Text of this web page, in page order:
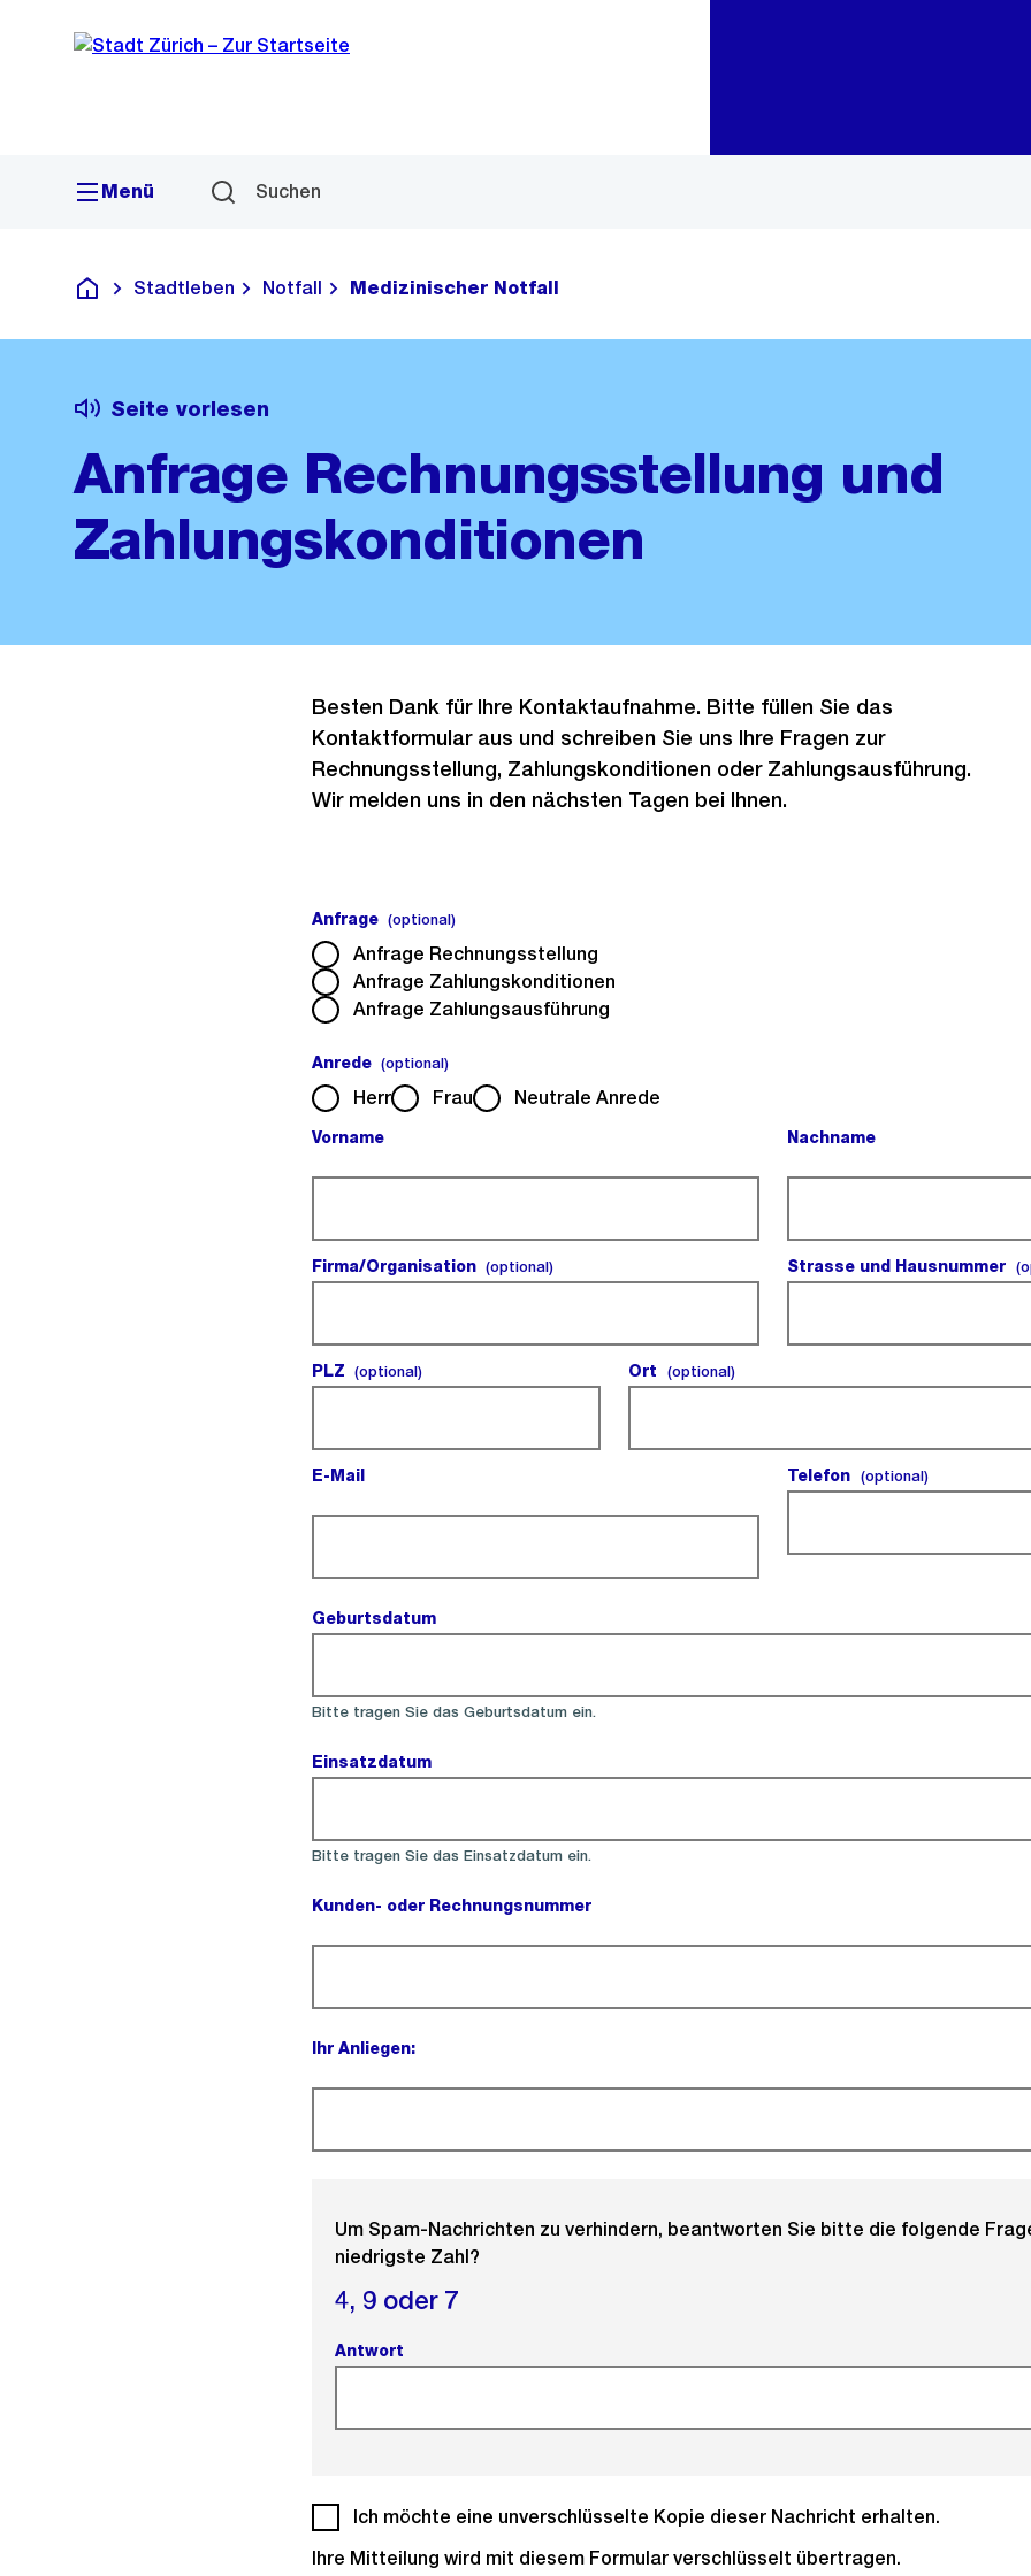
Navigation
Sprunglink
Menü Suchen
Deutsch
Stadtleben Notfall Medizinischer Notfall
Seite vorlesen
Anfrage Rechnungsstellung und
Zahlungskonditionen
Besten Dank für Ihre Kontaktaufnahme. Bitte füllen Sie das
Kontaktformular aus und schreiben Sie uns Ihre Fragen zur
Rechnungsstellung, Zahlungskonditionen oder Zahlungsausführung.
Wir melden uns in den nächsten Tagen bei Ihnen.
Anfrage (optional)
Anfrage Rechnungsstellung
Anfrage Zahlungskonditionen
Anfrage Zahlungsausführung
Anrede (optional)
Herr Frau Neutrale Anrede
Vorname Nachname
Firma/Organisation (optional) Strasse und Hausnummer
PLZ (optional) Ort (optional)(optional).
E-Mail Telefon (optional)(optional).
Geburtsdatum
Bitte tragen Sie das Geburtsdatum ein.
Einsatzdatum
Bitte tragen Sie das Einsatzdatum ein.
Kunden- oder Rechnungsnummer
Ihr Anliegen:
Um Spam-Nachrichten zu verhindern, beantworten Sie bitte die folgende
niedrigste Zahl?
4, 9 oder 7
Antwort
Ich möchte eine unverschlüsselte Kopie dieser Nachricht erhalten.
Ihre Mitteilung wird mit diesem Formular verschlüsselt übertragen.